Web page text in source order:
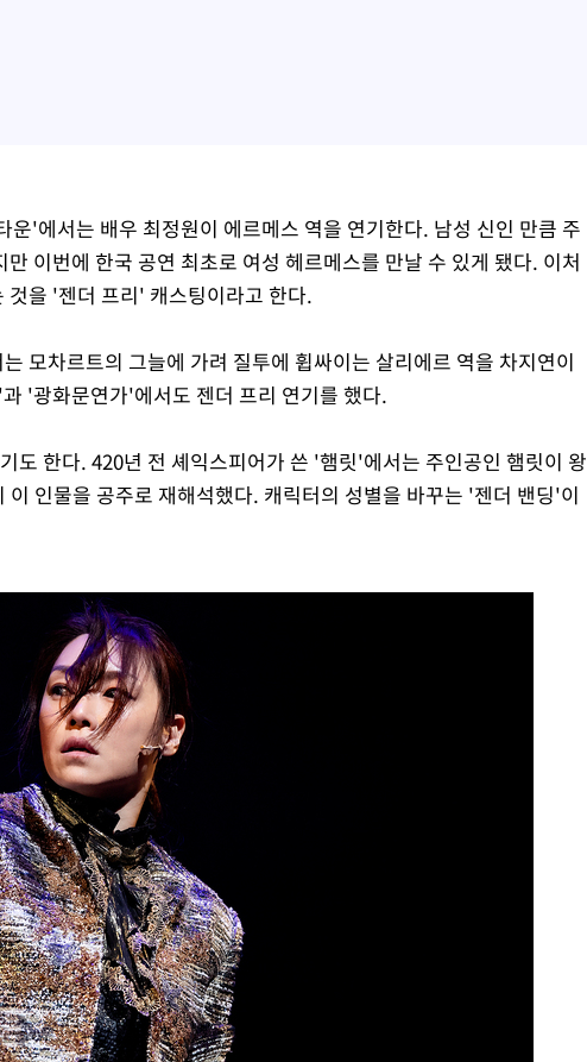
운'에서는 배우 최정원이 에르메스 역을 연기한다. 남성 신인 만큼 주
이번에 한국 공연 최초로 여성 헤르메스를 만날 수 있게 됐다. 이처
것을 '젠더 프리' 캐스팅이라고 한다.
모차르트의 그늘에 가려 질투에 휩싸이는 살리에르 역을 차지연이
'광화문연가'에서도 젠더 프리 연기를 했다.
도 한다. 420년 전 셰익스피어가 쓴 '햄릿'에서는 주인공인 햄릿이 왕
인물을 공주로 재해석했다. 캐릭터의 성별을 바꾸는 '젠더 밴딩'이